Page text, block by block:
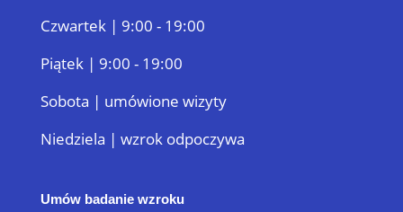
Czwartek | 9:00 - 19:00
Piątek | 9:00 - 19:00
Sobota | umówione wizyty
Niedziela | wzrok odpoczywa
Umów badanie wzroku